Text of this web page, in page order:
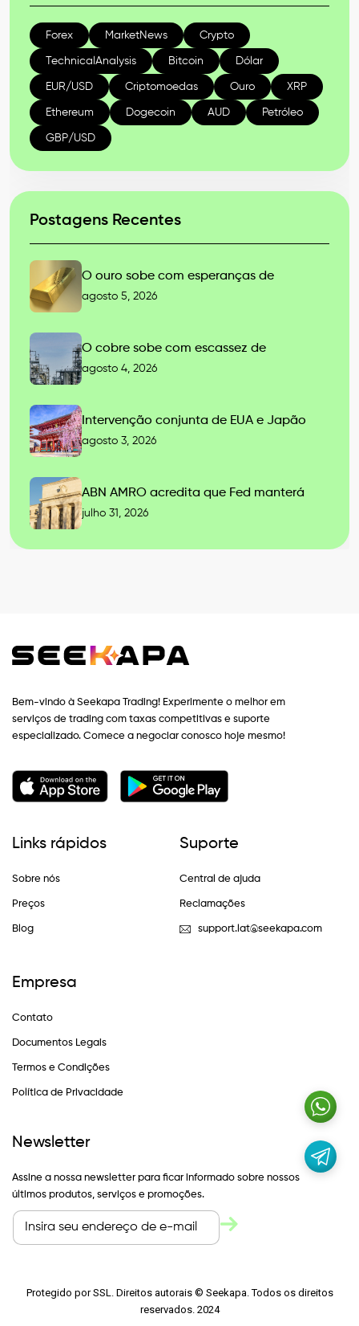
Forex MarketNews Crypto
TechnicalAnalysis Bitcoin Dólar
EUR/USD Criptomoedas Ouro XRP
Ethereum Dogecoin AUD Petróleo
GBP/USD
Postagens Recentes
O ouro sobe com esperanças de
agosto 5, 2026
O cobre sobe com escassez de
agosto 4, 2026
Intervenção conjunta de EUA e Japão
agosto 3, 2026
ABN AMRO acredita que Fed manterá
julho 31, 2026
Bem-vindo à Seekapa Trading! Experimente o melhor em
serviços de trading com taxas competitivas e suporte
especializado. Comece a negociar conosco hoje mesmo!
Links rápidos
Sobre nós
Preços
Blog
Suporte
Central de ajuda
Reclamações
support.lat@seekapa.com
Empresa
Contato
Documentos Legais
Termos e Condições
Política de Privacidade
Newsletter
Assine a nossa newsletter para ficar informado sobre nossos
últimos produtos, serviços e promoções.
Protegido por SSL. Direitos autorais © Seekapa. Todos os direitos
reservados. 2024